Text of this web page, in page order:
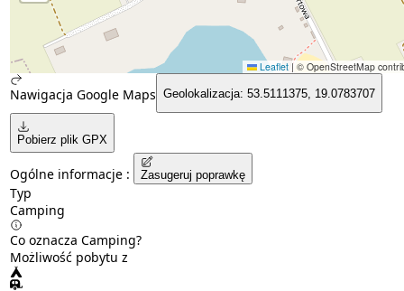
Leaflet |© OpenStreetMap
Nawigacja Google Maps Geolokalizacja: 53.5111375, 19.0783707
Pobierz plik GPX
Ogólne informacje : Zasugeruj poprawkę
Typ
Camping
Co oznacza Camping?
Możliwość pobytu z